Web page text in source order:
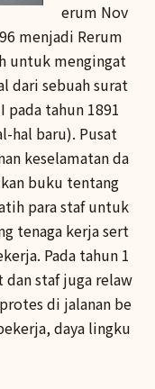
erum Nov
menjadi Rerum
untuk mengingat
dari sebuah surat
pada tahun 1891
hal baru). Pusat
keselamatan da
buku tentang
para staf untuk
tenaga kerja sert
Pada tahun 1
dan staf juga relaw
di jalanan be
daya lingku